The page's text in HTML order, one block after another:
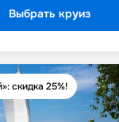
Выбрать круиз
скидка 25%!